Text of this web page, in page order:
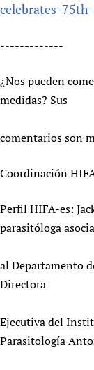
celebrates-
-------------
¿Nos pueden
medidas? Sus
comentarios son
Coordinación
Perfil HIFA-es:
parasitóloga
al Departamento
Directora
Ejecutiva del
Parasitología